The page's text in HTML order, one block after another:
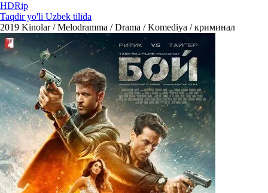
HDRip
Taqdir yo'li Uzbek tilida
2019 Kinolar / Melodramma / Drama / Komediya / криминал